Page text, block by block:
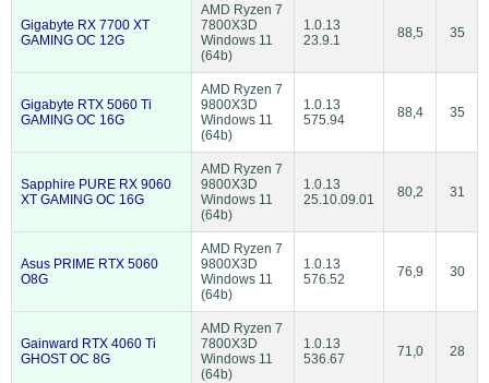
Gigabyte RX 7700 XT
GAMING OC 12G
AMD Ryzen 7
7800X3D
Windows 11
(64b)
1.0.13
23.9.1
88,5 35
Gigabyte RTX 5060 Ti
GAMING OC 16G
AMD Ryzen 7
9800X3D
Windows 11
(64b)
1.0.13
575.94
88,4 35
Sapphire PURE RX 9060
XT GAMING OC 16G
AMD Ryzen 7
9800X3D
Windows 11
(64b)
1.0.13
25.10.09.01
80,2 31
Asus PRIME RTX 5060
O8G
AMD Ryzen 7
9800X3D
Windows 11
(64b)
1.0.13
576.52
76,9 30
Gainward RTX 4060 Ti
GHOST OC 8G
AMD Ryzen 7
7800X3D
Windows 11
(64b)
1.0.13
536.67
71,0 28